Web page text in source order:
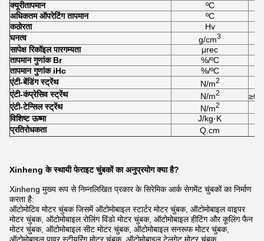
क्यूरीतापमान
ºC
अधिकतम ऑपरेटिंग तापमान
ºC
कठोरता
Hv
घनत्व
g/cm3
सापेक्ष रिकॉइल पारगम्यता
μrec
तापमान गुणांक Br
%/ºC
तापमान गुणांक iHc
%/ºC
एंटी-बेंडिंग स्ट्रेंथ
N/m2
एंटी-कंप्रेसिव स्ट्रेंथ N/m2
एंटी-टेन्सिल स्ट्रेंथ
N/m2
विशिष्ट ऊष्मा
J/kg·K
प्रतिरोधकता
Q.cm
Xinheng के स्थायी फेराइट चुंबकों का अनुप्रयोग क्या है?
Xinheng मुख्य रूप से निम्नलिखित प्रकार के सिरेमिक आर्क सेगमेंट चुंबकों का निर्माण
करता है:
ऑटोमोटिव मोटर चुंबक जिसमें ऑटोमोबाइल स्टार्टर मोटर चुंबक, ऑटोमोबाइल वाइपर
मोटर चुंबक, ऑटोमोबाइल रोलिंग विंडो मोटर चुंबक, ऑटोमोबाइल हीटिंग और कूलिंग फैन
मोटर चुंबक, ऑटोमोबाइल सीट मोटर चुंबक, ऑटोमोबाइल सनरूफ मोटर चुंबक,